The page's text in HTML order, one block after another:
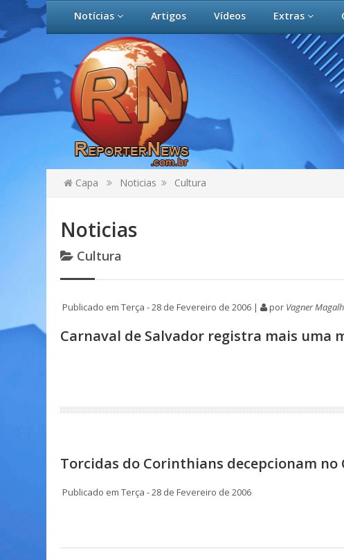
Notícias Artigos Vídeos Extras
Capa Noticias Cultura
Noticias
Cultura
Publicado em Terça - 28 de Fevereiro de 2006 | por Vagner
Carnaval de Salvador registra mais uma
Torcidas do Corinthians decepcionam no
Publicado em Terça - 28 de Fevereiro de 2006